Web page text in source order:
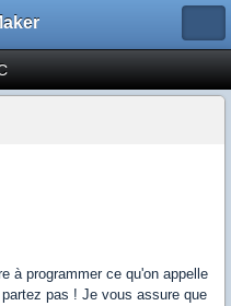
à programmer ce qu'on appelle
pas ! Je vous assure que